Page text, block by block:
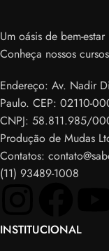
Um oásis de bem-
Conheça nossos
Endereço: Av. Nadir
Paulo. CEP: 02110-
CNPJ: 58.811.985/
Produção de Mudas
Contatos:
(11) 93489-1008
INSTITUCIONAL